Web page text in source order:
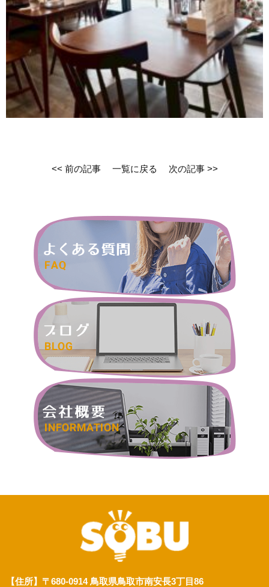
<< 前の記事 一覧に戻る 次の記事 >>
【住所】〒680-0914 鳥取県鳥取市南安長3丁目86